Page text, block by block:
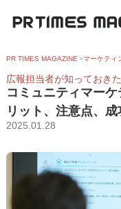
PR TIMES MAGAZINE マーケティ
広報担当者が知っておき
コミュニティマー
リット、注意点、
2025.01.28